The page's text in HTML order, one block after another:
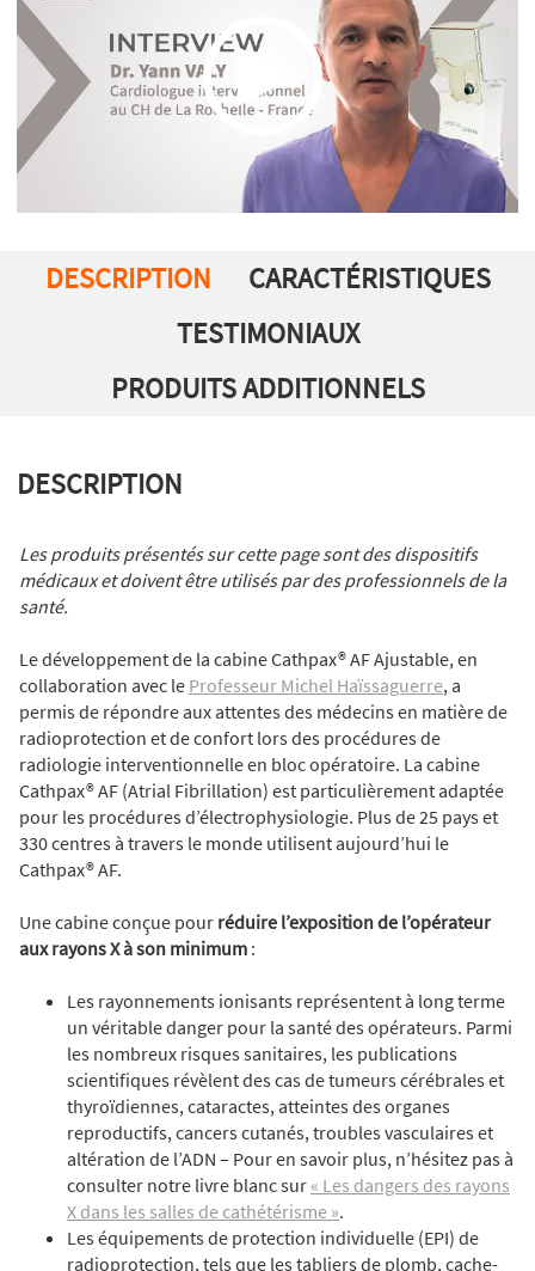
DESCRIPTION
CARACTÉRISTIQUES
TESTIMONIAUX
PRODUITS ADDITIONNELS
DESCRIPTION
Les produits présentés sur cette page sont des dispositifs
médicaux et doivent être utilisés par des professionnels de la
santé.
Le développement de la cabine Cathpax® AF Ajustable, en
collaboration avec le Professeur Michel Haïssaguerre, a
permis de répondre aux attentes des médecins en matière de
radioprotection et de confort lors des procédures de
radiologie interventionnelle en bloc opératoire. La cabine
Cathpax® AF (Atrial Fibrillation) est particulièrement adaptée
pour les procédures d’électrophysiologie. Plus de 25 pays et
330 centres à travers le monde utilisent aujourd’hui le
Cathpax® AF.
Une cabine conçue pour réduire l’exposition de l’opérateur
aux rayons X à son minimum :
Les rayonnements ionisants représentent à long terme
un véritable danger pour la santé des opérateurs. Parmi
les nombreux risques sanitaires, les publications
scientifiques révèlent des cas de tumeurs cérébrales et
thyroïdiennes, cataractes, atteintes des organes
reproductifs, cancers cutanés, troubles vasculaires et
altération de l’ADN – Pour en savoir plus, n’hésitez pas à
consulter notre livre blanc sur « Les dangers des rayons
X dans les salles de cathétérisme ».
Les équipements de protection individuelle (EPI) de
radioprotection, tels que les tabliers de plomb, cache-